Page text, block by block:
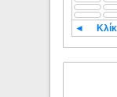
◄